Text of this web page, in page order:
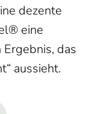
dezente
eine
das
aussieht.